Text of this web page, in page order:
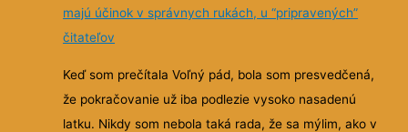
majú účinok v správnych rukách, u “pripravených”
čitateľov
Keď som prečítala Voľný pád, bola som presvedčená,
že pokračovanie už iba podlezie vysoko nasadenú
latku. Nikdy som nebola taká rada, že sa mýlim, ako v